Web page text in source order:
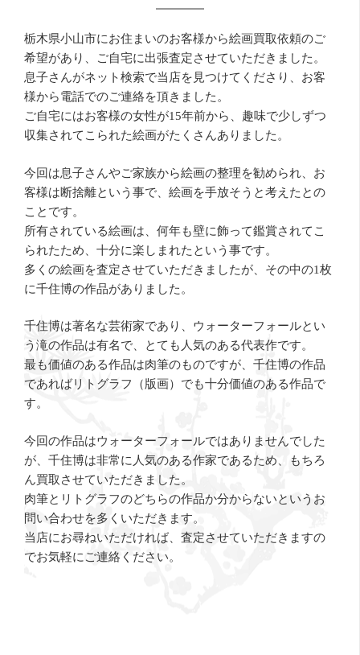
栃木県小山市にお住まいのお客様から絵画買取依頼のご
希望があり、ご自宅に出張査定させていただきました。
息子さんがネット検索で当店を見つけてくださり、お客
様から電話でのご連絡を頂きました。
ご自宅にはお客様の女性が15年前から、趣味で少しずつ
収集されてこられた絵画がたくさんありました。
今回は息子さんやご家族から絵画の整理を勧められ、お
客様は断捨離という事で、絵画を手放そうと考えたとの
ことです。
所有されている絵画は、何年も壁に飾って鑑賞されてこ
られたため、十分に楽しまれたという事です。
多くの絵画を査定させていただきましたが、その中の1枚
に千住博の作品がありました。
千住博は著名な芸術家であり、ウォーターフォールとい
う滝の作品は有名で、とても人気のある代表作です。
最も価値のある作品は肉筆のものですが、千住博の作品
であればリトグラフ（版画）でも十分価値のある作品で
す。
今回の作品はウォーターフォールではありませんでした
が、千住博は非常に人気のある作家であるため、もちろ
ん買取させていただきました。
肉筆とリトグラフのどちらの作品か分からないというお
問い合わせを多くいただきます。
当店にお尋ねいただければ、査定させていただきますの
でお気軽にご連絡ください。